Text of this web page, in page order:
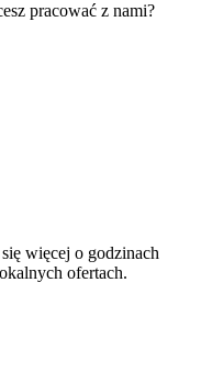
pracować z nami?
więcej o godzinach
ofertach.